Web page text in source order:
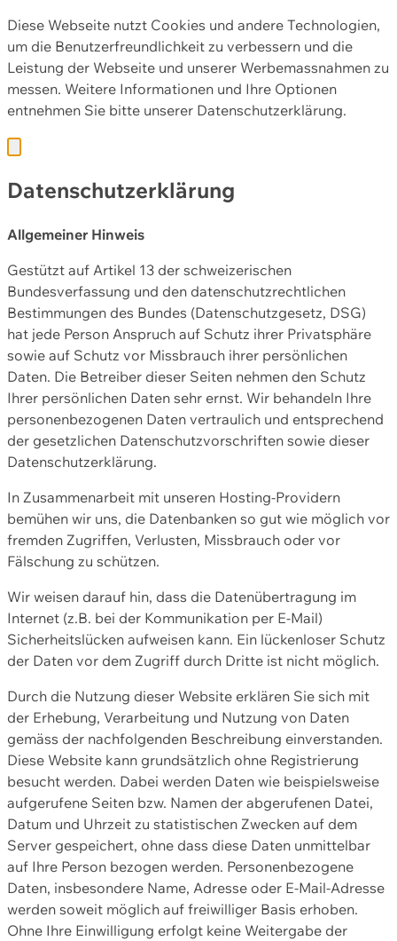
Diese Webseite nutzt Cookies und andere Technologien,
um die Benutzerfreundlichkeit zu verbessern und die
Leistung der Webseite und unserer Werbemassnahmen zu
messen. Weitere Informationen und Ihre Optionen
entnehmen Sie bitte unserer Datenschutzerklärung.
Datenschutzerklärung
Allgemeiner Hinweis
Gestützt auf Artikel 13 der schweizerischen
Bundesverfassung und den datenschutzrechtlichen
Bestimmungen des Bundes (Datenschutzgesetz, DSG)
hat jede Person Anspruch auf Schutz ihrer Privatsphäre
sowie auf Schutz vor Missbrauch ihrer persönlichen
Daten. Die Betreiber dieser Seiten nehmen den Schutz
Ihrer persönlichen Daten sehr ernst. Wir behandeln Ihre
personenbezogenen Daten vertraulich und entsprechend
der gesetzlichen Datenschutzvorschriften sowie dieser
Datenschutzerklärung.
In Zusammenarbeit mit unseren Hosting-Providern
bemühen wir uns, die Datenbanken so gut wie möglich vor
fremden Zugriffen, Verlusten, Missbrauch oder vor
Fälschung zu schützen.
Wir weisen darauf hin, dass die Datenübertragung im
Internet (z.B. bei der Kommunikation per E-Mail)
Sicherheitslücken aufweisen kann. Ein lückenloser Schutz
der Daten vor dem Zugriff durch Dritte ist nicht möglich.
Durch die Nutzung dieser Website erklären Sie sich mit
der Erhebung, Verarbeitung und Nutzung von Daten
gemäss der nachfolgenden Beschreibung einverstanden.
Diese Website kann grundsätzlich ohne Registrierung
besucht werden. Dabei werden Daten wie beispielsweise
aufgerufene Seiten bzw. Namen der abgerufenen Datei,
Datum und Uhrzeit zu statistischen Zwecken auf dem
Server gespeichert, ohne dass diese Daten unmittelbar
auf Ihre Person bezogen werden. Personenbezogene
Daten, insbesondere Name, Adresse oder E-Mail-Adresse
werden soweit möglich auf freiwilliger Basis erhoben.
Ohne Ihre Einwilligung erfolgt keine Weitergabe der